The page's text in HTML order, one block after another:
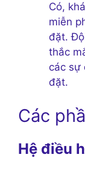
Có,
miễn
đặt.
thắc
các sự
đặt.
Các
Hệ điều